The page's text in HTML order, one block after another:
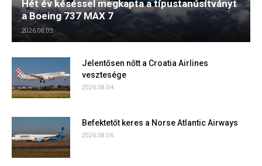
Hét év késéssel megkapta a típustanúsítványt
a Boeing 737 MAX 7
2026.08.03.
Jelentősen nőtt a Croatia Airlines
vesztesége
2026.08.04.
Befektetőt keres a Norse Atlantic Airways
2026.08.06.